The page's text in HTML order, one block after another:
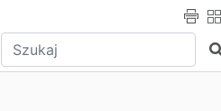
Wpisz tekst do wyszukania